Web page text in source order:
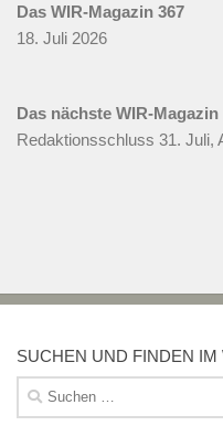
Das WIR-Magazin 367
18. Juli 2026
Das nächste WIR-
Redaktionsschluss 31. Juli,
SUCHEN UND FINDEN IM
Suchen
nach: